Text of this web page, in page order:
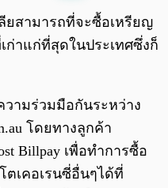
0:00/ 0:00
ยสามารถที่จะซื้อเหรียญ
าแก่ที่สุดในประเทศซึ่งก็
ามร่วมมือกันระหว่าง
โดยทางลูกค้า
Billpay เพื่อทำการซื้อ
ตเคอเรนซี่อื่นๆได้ที่